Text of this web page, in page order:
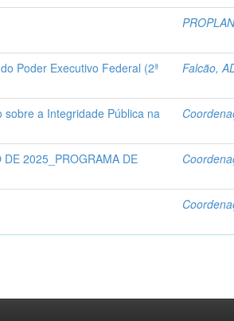
Poder Executivo Federal (2ª
Falcão,
sobre a Integridade Pública na
DE 2025_PROGRAMA DE